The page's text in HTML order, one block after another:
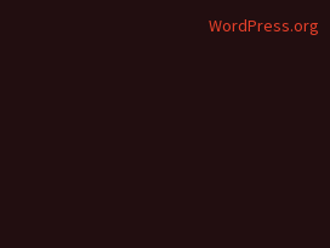
WordPress.org